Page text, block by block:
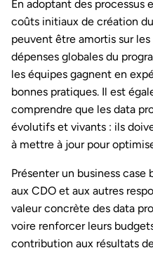
En adoptant des processus
coûts initiaux de création
peuvent être amortis sur
dépenses globales du
les équipes gagnent en
bonnes pratiques. Il est
comprendre que les data
évolutifs et vivants : ils
à mettre à jour pour
Présenter un business case
aux CDO et aux autres
valeur concrète des data
voire renforcer leurs
contribution aux résultats